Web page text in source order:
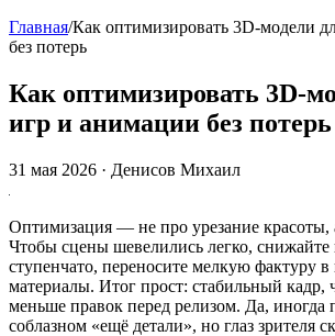
Главная/Как оптимизировать 3D‑модели
без потерь
Как оптимизировать
игр и анимации без потерь
31 мая 2026 · Денисов Михаил
Оптимизация — не про урезание красоты,
Чтобы сцены шевелились легко,
ступенчато, переносите мелкую фактуру в
материалы. Итог прост: стабильный кадр,
меньше правок перед релизом. Да, иногда
соблазном «ещё детали», но глаз зрителя